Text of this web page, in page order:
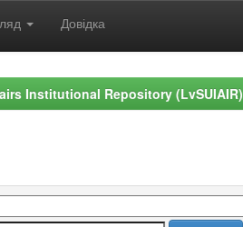
Довідка
Institutional Repository (LvSUIAIR)